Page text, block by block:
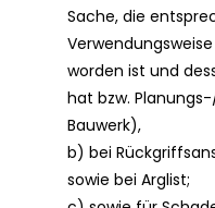
Sache, die
worden ist und
hat bzw.
Bauwerk),
b) bei
sowie bei Arglist;